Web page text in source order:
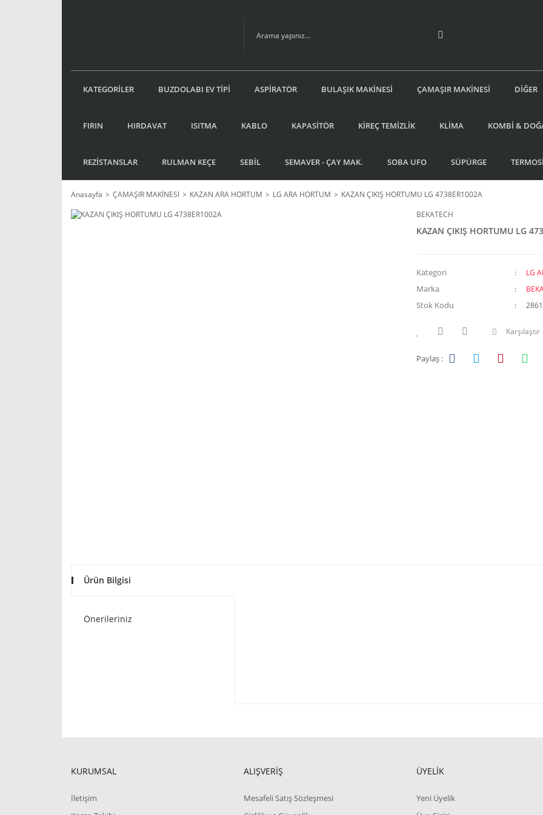
KATEGORİLER BUZDOLABI EV TİPİ ASPİRATÖR BULAŞIK MAKİNESİ ÇAMAŞIR MAKİNESİ DİĞER
FIRIN HIRDAVAT ISITMA KABLO KAPASİTÖR KİREÇ TEMİZLİK KLİMA KOMBİ &
REZİSTANSLAR RULMAN KEÇE SEBİL SEMAVER - ÇAY MAK. SOBA UFO SÜPÜRGE
Anasayfa ÇAMAŞIR MAKİNESİ KAZAN ARA HORTUM LG ARA HORTUM
KAZAN ÇIKIŞ HORTUMU LG 4738ER1002A
BEKATECH
KAZAN ÇIKIŞ HORTUMU LG
Kategori LG
Marka
Stok Kodu 2861
Karşılaştır
Paylaş :
Ürün Bilgisi
Önerileriniz
KURUMSAL
İletişim
ALIŞVERİŞ
Mesafeli Satış Sözleşmesi
ÜYELİK
Yeni Üyelik